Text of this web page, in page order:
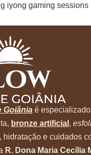
iyong gaming sessions
Goiânia é
bronze artificial ,
hidratação e cuidados
R. Dona Maria Cecília